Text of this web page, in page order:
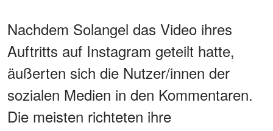
Nachdem Solangel das Video ihres
Auftritts auf Instagram geteilt hatte,
äußerten sich die Nutzer/innen der
sozialen Medien in den Kommentaren.
Die meisten richteten ihre